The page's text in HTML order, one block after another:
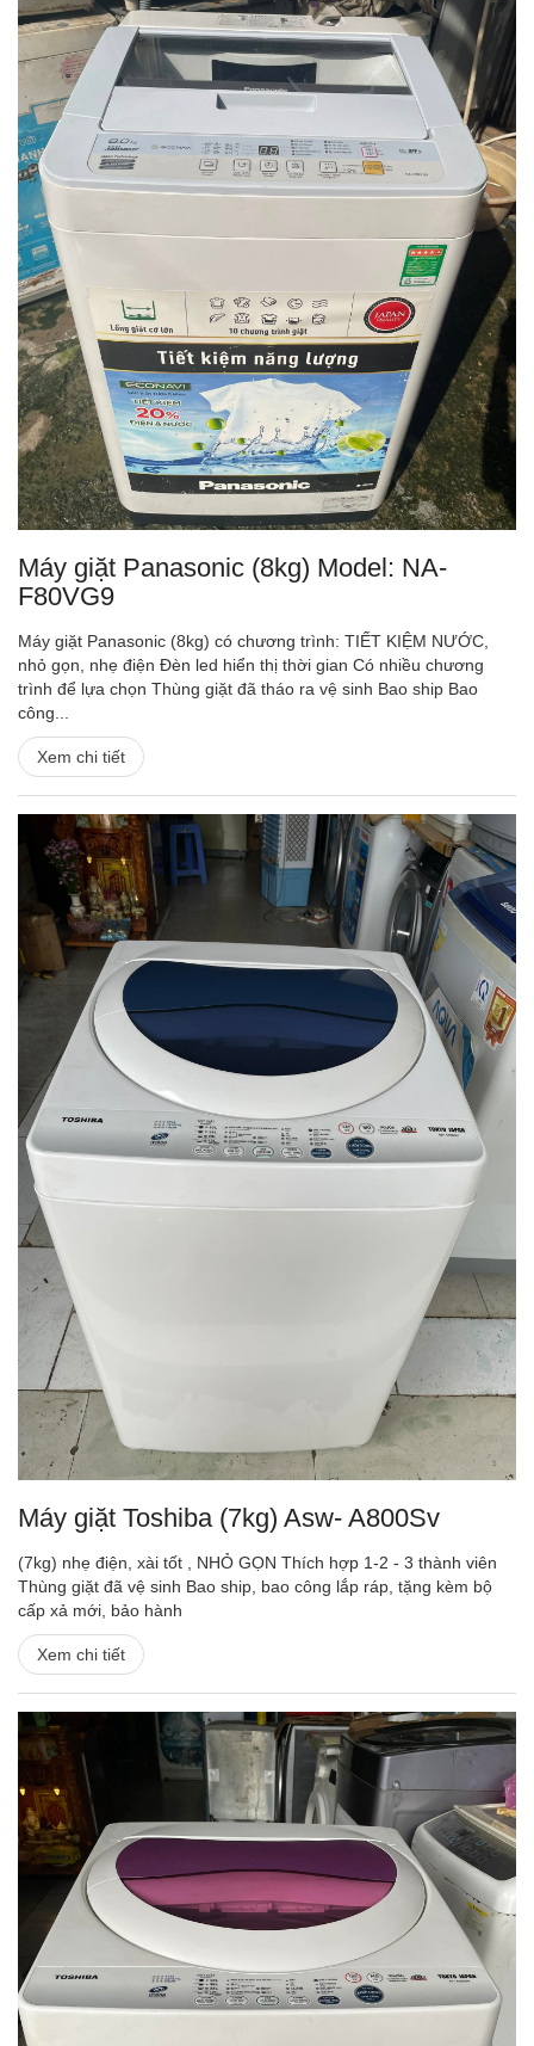
Máy giặt Panasonic (8kg) Model: NA-
F80VG9
Máy giặt Panasonic (8kg) có chương trình: TIẾT KIỆM NƯỚC,
nhỏ gọn, nhẹ điện Đèn led hiển thị thời gian Có nhiều chương
trình để lựa chọn Thùng giặt đã tháo ra vệ sinh Bao ship Bao
công...
Xem chi tiết
Máy giặt Toshiba (7kg) Asw- A800Sv
(7kg) nhẹ điện, xài tốt , NHỎ GỌN Thích hợp 1-2 - 3 thành viên
Thùng giặt đã vệ sinh Bao ship, bao công lắp ráp, tặng kèm bộ
cấp xả mới, bảo hành
Xem chi tiết